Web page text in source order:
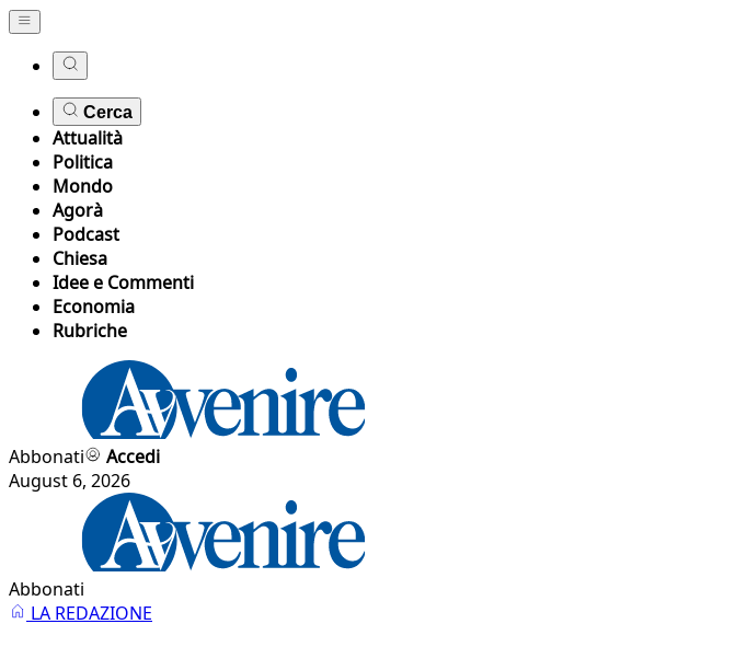
Cerca
Attualità
Politica
Mondo
Agorà
Podcast
Chiesa
Idee e Commenti
Economia
Rubriche
Abbonati
Accedi
August 6, 2026
Abbonati
LA REDAZIONE